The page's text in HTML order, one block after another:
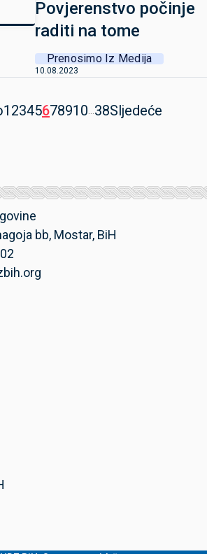
Povjerenstvo počinje
raditi na tome
Prenosimo Iz Medija
10.08.2023
1 2345678910 38Sljedeće
bb, Mostar, BiH